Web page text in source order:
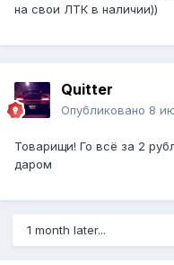
на свои ЛТК в наличии))
Quitter
Опубликовано 8
Товарищи! Го всё за 2
даром
1 month later...